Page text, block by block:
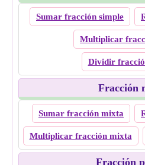
Sumar fracción simple
Multiplicar
Dividir
Fracción
Sumar fracción mixta
Multiplicar fracción mixta
Fracción